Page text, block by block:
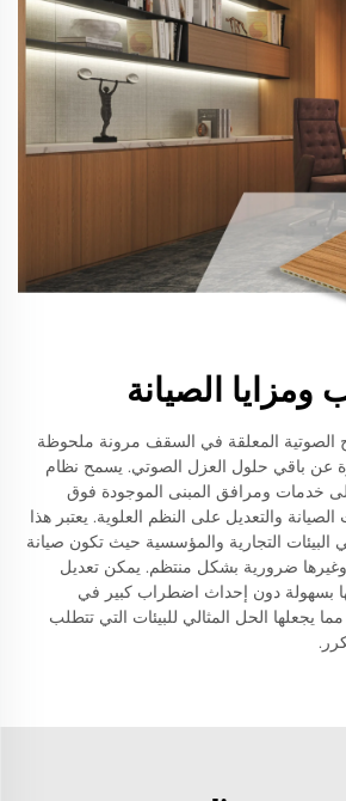
ومزايا الصيانة
الصوتية المعلقة في السقف مرونة ملحوظة
عن باقي حلول العزل الصوتي. يسمح نظام
خدمات ومرافق المبنى الموجودة فوق
والتعديل على النظم العلوية. يعتبر هذا
التجارية والمؤسسية حيث تكون صيانة
وغيرها ضرورية بشكل منتظم. يمكن تعديل
بسهولة دون إحداث اضطراب كبير في
يجعلها الحل المثالي للبيئات التي تتطلب